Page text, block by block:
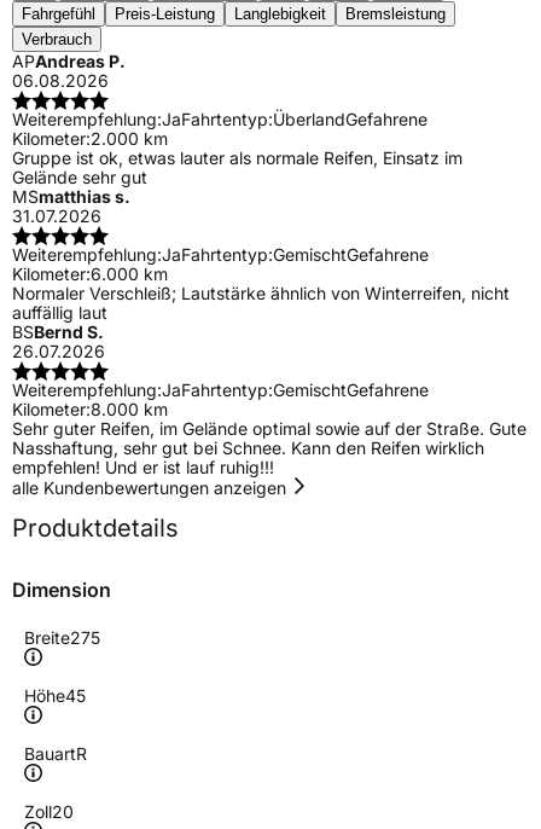
Fahrgefühl
Preis-Leistung Langlebigkeit
Bremsleistung
Verbrauch
APAndreas P.
06.08.2026
Weiterempfehlung:JaFahrtentyp:ÜberlandGefahrene
Kilometer:2.000 km
Gruppe ist ok, etwas lauter als normale Reifen, Einsatz im
Gelände sehr gut
MSmatthias s.
31.07.2026
Weiterempfehlung:JaFahrtentyp:GemischtGefahrene
Kilometer:6.000 km
Normaler Verschleiß; Lautstärke ähnlich von Winterreifen, nicht
auffällig laut
BSBernd S.
26.07.2026
Weiterempfehlung:JaFahrtentyp:GemischtGefahrene
Kilometer:8.000 km
Sehr guter Reifen, im Gelände optimal sowie auf der Straße. Gute
Nasshaftung, sehr gut bei Schnee. Kann den Reifen wirklich
empfehlen! Und er ist lauf ruhig!!!
alle Kundenbewertungen anzeigen
Produktdetails
Dimension
Breite275
Höhe45
BauartR
Zoll20